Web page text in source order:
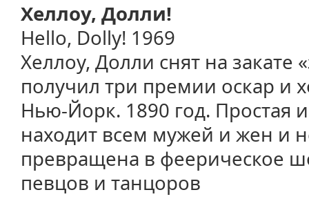
Хеллоу, Долли!
Hello, Dolly! 1969
Хеллоу, Долли снят на
получил три премии оскар и
Нью-Йорк. 1890 год. Простая
находит всем мужей и жен и
превращена в феерическое
певцов и танцоров